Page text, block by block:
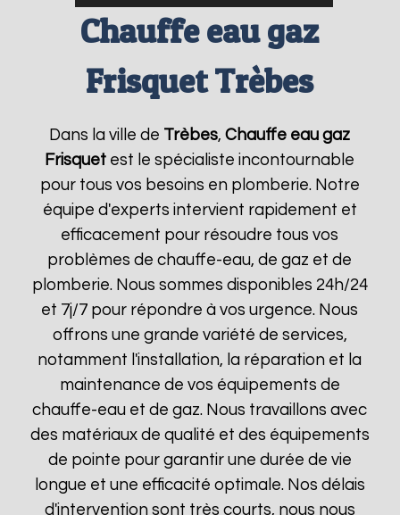
Chauffe eau gaz
Frisquet Trèbes
Dans la ville de Trèbes,Chauffe eau gaz
Frisquet est le spécialiste incontournable
pour tous vos besoins en plomberie. Notre
équipe d'experts intervient rapidement et
efficacement pour résoudre tous vos
problèmes de chauffe-eau, de gaz et de
plomberie. Nous sommes disponibles 24h/24
et 7j/7 pour répondre à vos urgence. Nous
offrons une grande variété de services,
notamment l'installation, la réparation et la
maintenance de vos équipements de
chauffe-eau et de gaz. Nous travaillons avec
des matériaux de qualité et des équipements
de pointe pour garantir une durée de vie
longue et une efficacité optimale. Nos délais
d'intervention sont très courts, nous nous